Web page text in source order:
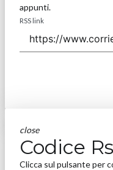
appunti.
RSS link
close
Codice
Clicca sul pulsante per